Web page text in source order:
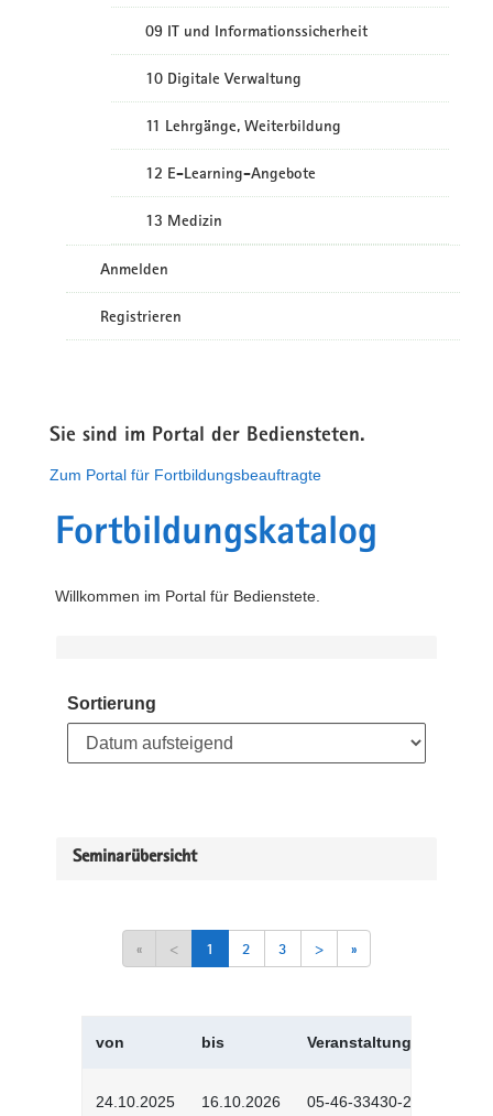
09 IT und Informationssicherheit
10 Digitale Verwaltung
11 Lehrgänge, Weiterbildung
12 E-Learning-Angebote
13 Medizin
Anmelden
Registrieren
Sie sind im Portal der Bediensteten.
Zum Portal für Fortbildungsbeauftragte
Fortbildungskatalog
Willkommen im Portal für Bedienstete.
Sortierung
Seminarübersicht
« < 1 2 3 > »
von bis Veranstaltungskürzel
24.10.2025 16.10.2026 05-46-33430-2501